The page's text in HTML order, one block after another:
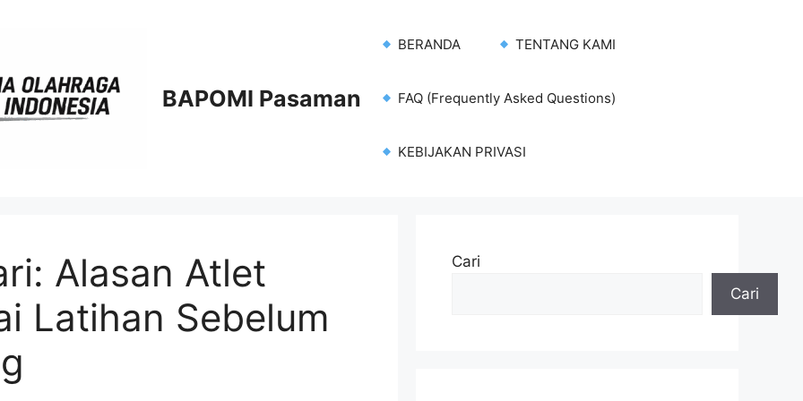
BAPOMI Pasaman
BERANDA TENTANG KAMI
FAQ (Frequently Asked Questions)
KEBIJAKAN PRIVASI
Alasan Atlet
Latihan Sebelum
Cari
Cari